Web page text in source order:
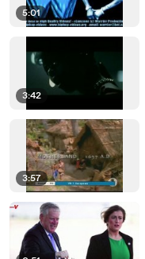
5:01
3:42
3:57